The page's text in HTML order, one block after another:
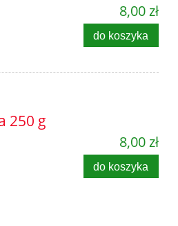
8,00 zł
do koszyka
250 g
8,00 zł
do koszyka